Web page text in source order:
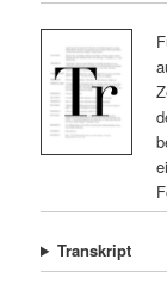
Transkript